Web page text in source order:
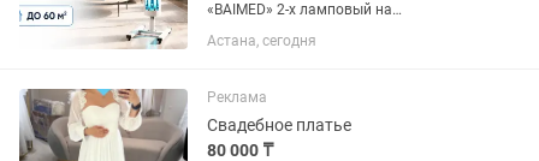
«BAIMED» 2-х ламповый на
передвижной стойке на колесиках
предназначен для обеззараживания
60...
Астана, сегодня
Реклама
Свадебное платье
80 000 ₸